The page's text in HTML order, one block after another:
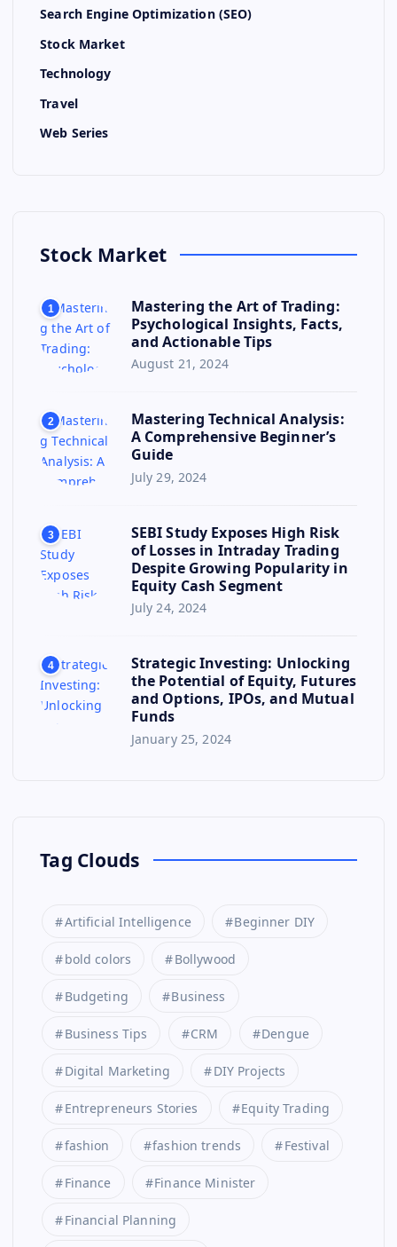
Search Engine Optimization (SEO)
Stock Market
Technology
Travel
Web Series
Stock Market
1
Mastering the Art of Trading:
Psychological Insights, Facts,
and Actionable Tips
August 21, 2024
2
Mastering Technical Analysis:
A Comprehensive Beginner’s
Guide
July 29, 2024
3
SEBI Study Exposes High Risk
of Losses in Intraday Trading
Despite Growing Popularity in
Equity Cash Segment
July 24, 2024
4
Strategic Investing: Unlocking
the Potential of Equity, Futures
and Options, IPOs, and Mutual
Funds
January 25, 2024
Tag Clouds
Artificial Intelligence Beginner DIY
bold colors Bollywood
Budgeting Business
Business Tips CRM Dengue
Digital Marketing DIY Projects
Entrepreneurs Stories Equity Trading
fashion fashion trends Festival
Finance Finance Minister
Financial Planning